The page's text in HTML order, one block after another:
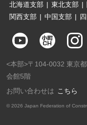
北海道支部 | 東北支部 |
関西支部 | 中国支部 |
<本部>〒104-0032 東京
会館5階
お問い合わせは こちら
©2026 Japan Federation of